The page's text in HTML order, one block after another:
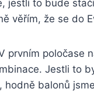
jestli to bude
věřím, že se do
prvním poločase
Jestli to
hodně balonů